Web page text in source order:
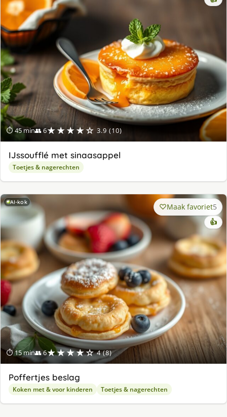
⏱ 45 min👥 6★★★★☆ 3.9 (10)
IJssoufflé met sinaasappel
Toetjes & nagerechten
AI-kok
⏱ 15 min👥 6★★★★☆ 4 (8)
Maak favoriet5
👍
Poffertjes beslag
Koken met & voor kinderen Toetjes & nagerechten